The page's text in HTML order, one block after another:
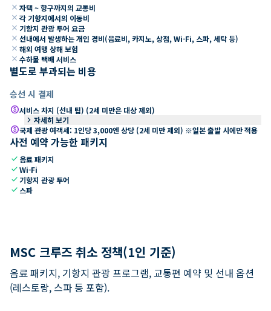
close 자택 ~ 항구까지의 교통비
close 각 기항지에서의 이동비
close 기항지 관광 투어 요금
close 선내에서 발생하는 개인 경비(음료비, 카지노, 상점, Wi-Fi, 스파, 세탁 등)
close 해외 여행 상해 보험
close 수하물 택배 서비스
별도로 부과되는 비용
승선 시 결제
paid서비스 차지 (선내 팁) (2세 미만은 대상 제외)
keyboard_arrow_right 자세히 보기
paid국제 관광 여객세: 1인당 3,000엔 상당 (2세 미만 제외) ※일본 출발 시에만 적용
사전 예약 가능한 패키지
check 음료 패키지
checkWi-Fi
check 기항지 관광 투어
check 스파
MSC 크루즈 취소 정책(1인 기준)
음료 패키지, 기항지 관광 프로그램, 교통편 예약 및 선내 옵션
(레스토랑, 스파 등 포함).